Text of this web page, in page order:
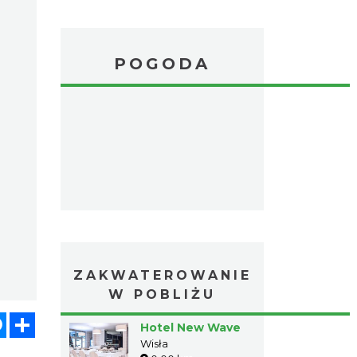
Messenger
Share
POGODA
ZAKWATEROWANIE
W POBLIŻU
Hotel New Wave
Wisła